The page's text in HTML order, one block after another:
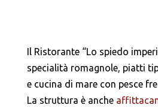
Il Ristorante “Lo spiedo
specialità romagnole, piatti
e cucina di mare con pesce
La struttura è anche